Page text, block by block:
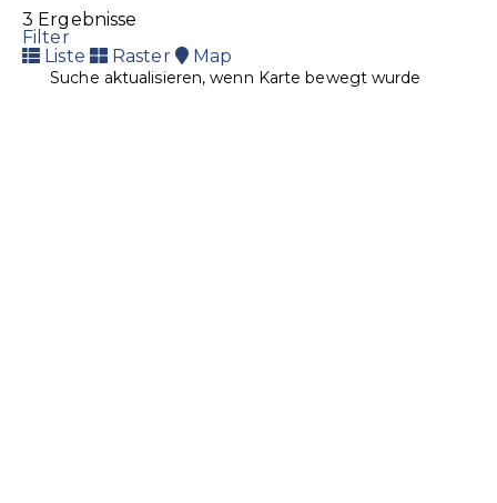
3 Ergebnisse
Filter
Liste
Raster Map
Suche aktualisieren, wenn Karte bewegt wurde